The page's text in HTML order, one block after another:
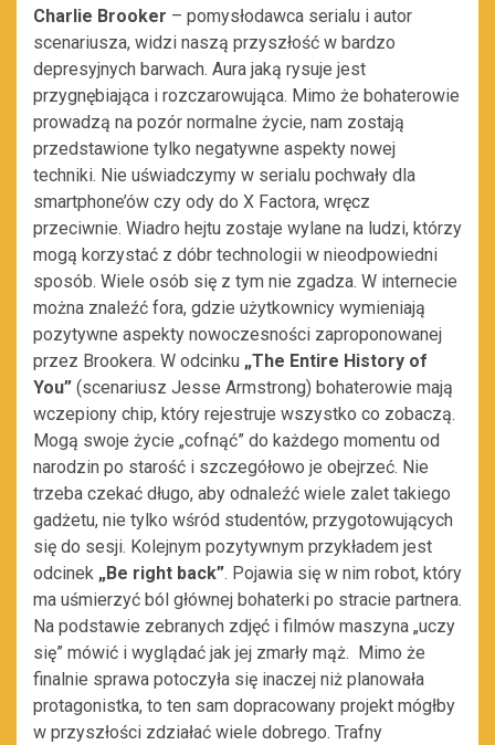
Charlie Brooker – pomysłodawca serialu i autor
scenariusza, widzi naszą przyszłość w bardzo
depresyjnych barwach. Aura jaką rysuje jest
przygnębiająca i rozczarowująca. Mimo że bohaterowie
prowadzą na pozór normalne życie, nam zostają
przedstawione tylko negatywne aspekty nowej
techniki. Nie uświadczymy w serialu pochwały dla
smartphone’ów czy ody do X Factora, wręcz
przeciwnie. Wiadro hejtu zostaje wylane na ludzi, którzy
mogą korzystać z dóbr technologii w nieodpowiedni
sposób. Wiele osób się z tym nie zgadza. W internecie
można znaleźć fora, gdzie użytkownicy wymieniają
pozytywne aspekty nowoczesności zaproponowanej
przez Brookera. W odcinku „The Entire History of
You” (scenariusz Jesse Armstrong) bohaterowie mają
wczepiony chip, który rejestruje wszystko co zobaczą.
Mogą swoje życie „cofnąć” do każdego momentu od
narodzin po starość i szczegółowo je obejrzeć. Nie
trzeba czekać długo, aby odnaleźć wiele zalet takiego
gadżetu, nie tylko wśród studentów, przygotowujących
się do sesji. Kolejnym pozytywnym przykładem jest
odcinek „Be right back”. Pojawia się w nim robot, który
ma uśmierzyć ból głównej bohaterki po stracie partnera.
Na podstawie zebranych zdjęć i filmów maszyna „uczy
się” mówić i wyglądać jak jej zmarły mąż. Mimo że
finalnie sprawa potoczyła się inaczej niż planowała
protagonistka, to ten sam dopracowany projekt mógłby
w przyszłości zdziałać wiele dobrego. Trafny